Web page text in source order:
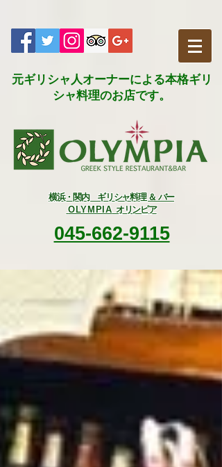
元ギリシャ人オーナーによる本格ギリ
シャ料理のお店です。​
横浜・関内 ギリシャ料理 ＆ バー
OLYMPIA オリンピア
045-662-9115